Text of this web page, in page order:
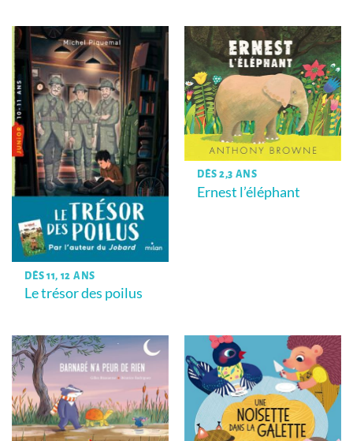
DÈS 11, 12 ANS
Le trésor des poilus
DÈS 2,3 ANS
Ernest l’éléphant